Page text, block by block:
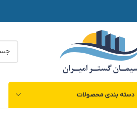
دسته بندی محصولات